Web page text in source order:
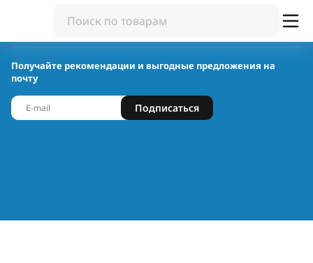
Получайте рекомендации и выгодные предложения на
почту
Подписаться